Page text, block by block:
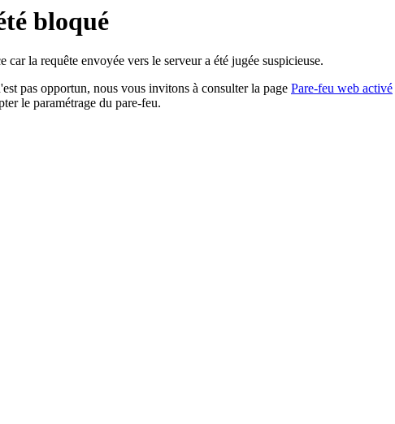
bloqué
la requête envoyée vers le serveur a été jugée suspicieuse.
pas opportun, nous vous invitons à consulter la page Pare-feu web activé
le paramétrage du pare-feu.